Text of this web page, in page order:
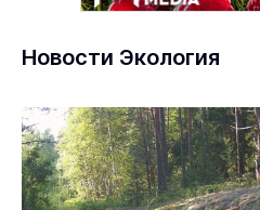
Новости Экология